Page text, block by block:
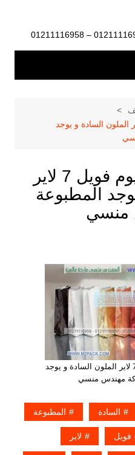
الالمونيوم فويل 7 لاير الملون السادة و يوجد
أكياس من الالمونيوم فويل 7 لاير
المطبوعة
منسي
أكياس من الالمونيوم فويل 7 لاير الملون السادة و يوجد
مهندس منسي
السادة المطبوعة
فويل لاير